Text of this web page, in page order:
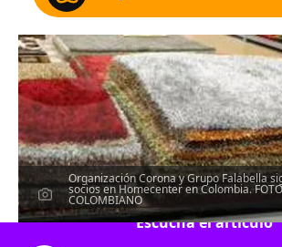
Organización Corona y Grupo Falabella
socios en Homecenter en Colombia.
COLOMBIANO
Escucha el artículo